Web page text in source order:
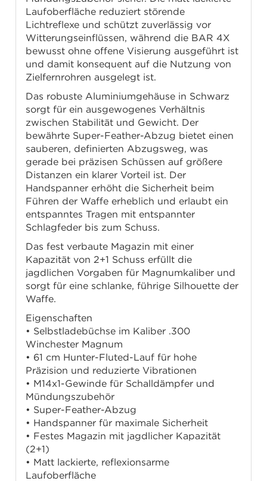
Laufoberfläche reduziert störende
Lichtreflexe und schützt zuverlässig vor
Witterungseinflüssen, während die BAR 4X
bewusst ohne offene Visierung ausgeführt ist
und damit konsequent auf die Nutzung von
Zielfernrohren ausgelegt ist.
Das robuste Aluminiumgehäuse in Schwarz
sorgt für ein ausgewogenes Verhältnis
zwischen Stabilität und Gewicht. Der
bewährte Super-Feather-Abzug bietet einen
sauberen, definierten Abzugsweg, was
gerade bei präzisen Schüssen auf größere
Distanzen ein klarer Vorteil ist. Der
Handspanner erhöht die Sicherheit beim
Führen der Waffe erheblich und erlaubt ein
entspanntes Tragen mit entspannter
Schlagfeder bis zum Schuss.
Das fest verbaute Magazin mit einer
Kapazität von 2+1 Schuss erfüllt die
jagdlichen Vorgaben für Magnumkaliber und
sorgt für eine schlanke, führige Silhouette der
Waffe.
Eigenschaften
• Selbstladebüchse im Kaliber .300
Winchester Magnum
• 61 cm Hunter-Fluted-Lauf für hohe
Präzision und reduzierte Vibrationen
• M14x1-Gewinde für Schalldämpfer und
Mündungszubehör
• Super-Feather-Abzug
• Handspanner für maximale Sicherheit
• Festes Magazin mit jagdlicher Kapazität
(2+1)
• Matt lackierte, reflexionsarme
Laufoberfläche